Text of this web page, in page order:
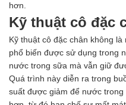
hơn.
Kỹ thuật cô đặc
Kỹ thuật cô đặc chân không
phổ biến được sử dụng trong
nước trong sữa mà vẫn giữ
Quá trình này diễn ra trong
suất được giảm để nước